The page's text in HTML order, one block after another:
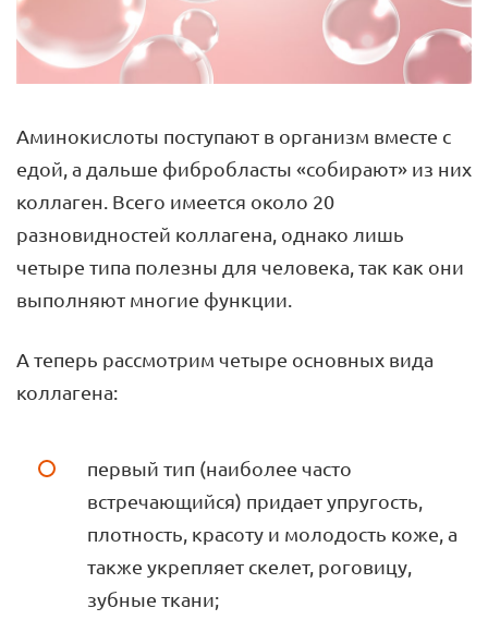
Аминокислоты поступают в организм вместе с
едой, а дальше фибробласты «собирают» из них
коллаген. Всего имеется около 20
разновидностей коллагена, однако лишь
четыре типа полезны для человека, так как они
выполняют многие функции.
А теперь рассмотрим четыре основных вида
коллагена:
первый тип (наиболее часто
встречающийся) придает упругость,
плотность, красоту и молодость коже, а
также укрепляет скелет, роговицу,
зубные ткани;